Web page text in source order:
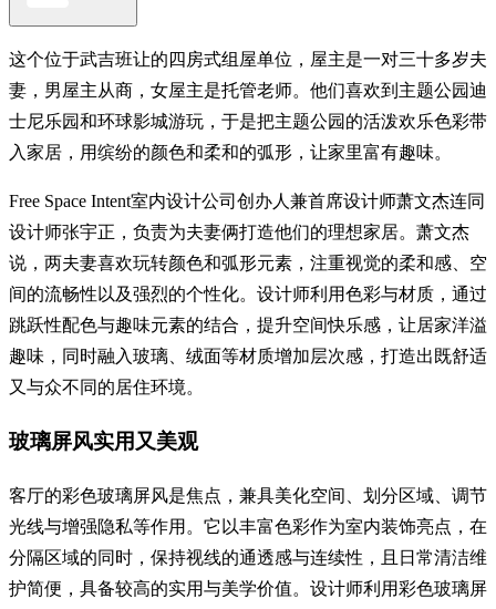
这个位于武吉班让的四房式组屋单位，屋主是一对三十多岁夫
妻，男屋主从商，女屋主是托管老师。他们喜欢到主题公园迪
士尼乐园和环球影城游玩，于是把主题公园的活泼欢乐色彩带
入家居，用缤纷的颜色和柔和的弧形，让家里富有趣味。
Free Space Intent室内设计公司创办人兼首席设计师萧文杰连同
设计师张宇正，负责为夫妻俩打造他们的理想家居。萧文杰
说，两夫妻喜欢玩转颜色和弧形元素，注重视觉的柔和感、空
间的流畅性以及强烈的个性化。设计师利用色彩与材质，通过
跳跃性配色与趣味元素的结合，提升空间快乐感，让居家洋溢
趣味，同时融入玻璃、绒面等材质增加层次感，打造出既舒适
又与众不同的居住环境。
玻璃屏风实用又美观
客厅的彩色玻璃屏风是焦点，兼具美化空间、划分区域、调节
光线与增强隐私等作用。它以丰富色彩作为室内装饰亮点，在
分隔区域的同时，保持视线的通透感与连续性，且日常清洁维
护简便，具备较高的实用与美学价值。设计师利用彩色玻璃屏